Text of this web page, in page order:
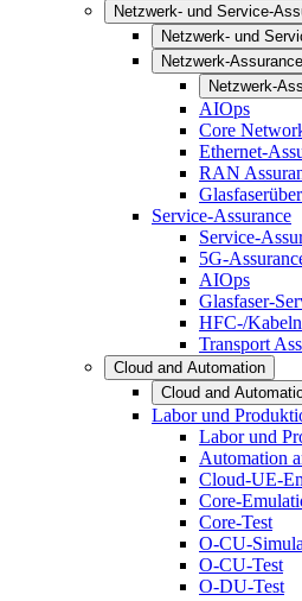
Netzwerk- und Service-
Netzwerk- und
Netzwerk-Assurance
Netzwerk-
AIOps
Core
Ethernet-
RAN
Service-Assurance
Service-
5G-
AIOps
Glasfaser-
HFC-/
Transport
Cloud and Automation
Cloud and
Labor und
Labor und
Automation
Cloud-UE-
Core-
Core-Test
O-CU-
O-CU-Test
O-DU-Test